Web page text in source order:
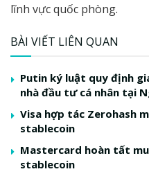
lĩnh vực quốc phòng.
BÀI VIẾT LIÊN QUAN
Putin ký luật quy định
nhà đầu tư cá nhân tại
Visa hợp tác Zerohash
stablecoin
Mastercard hoàn tất
stablecoin